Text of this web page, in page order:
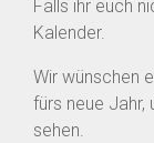
Falls ihr euch
Kalender.
Wir wünschen
fürs neue Jahr,
sehen.